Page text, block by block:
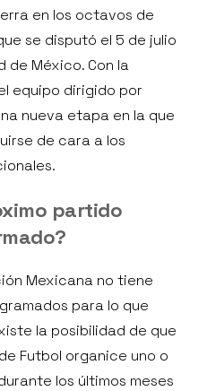
en los octavos de
se disputó el 5 de julio
de México. Con la
equipo dirigido por
nueva etapa en la que
de cara a los
partido
Mexicana no tiene
para lo que
la posibilidad de que
Futbol organice uno o
los últimos meses